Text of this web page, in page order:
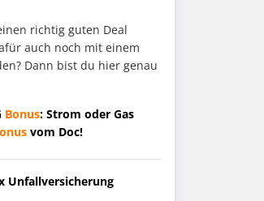
richtig guten Deal
auch noch mit einem
Dann bist du hier genau
Bonus: Strom oder Gas
vom Doc!
Unfallversicherung